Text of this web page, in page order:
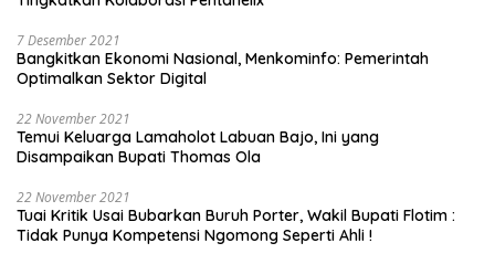
7 Desember 2021
Bangkitkan Ekonomi Nasional, Menkominfo: Pemerintah
Optimalkan Sektor Digital
22 November 2021
Temui Keluarga Lamaholot Labuan Bajo, Ini yang
Disampaikan Bupati Thomas Ola
22 November 2021
Tuai Kritik Usai Bubarkan Buruh Porter, Wakil Bupati Flotim :
Tidak Punya Kompetensi Ngomong Seperti Ahli !